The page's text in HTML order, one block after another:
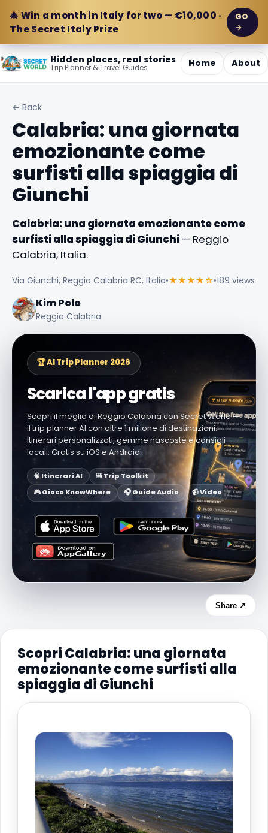
🎄 Win a month in Italy for two — €10,000 ·
The Secret Italy Prize
GO
→
Hidden places, real stories
Trip Planner & Travel Guides Home About
← Back
Calabria: una giornata
emozionante come
surfisti alla spiaggia di
Giunchi
Calabria: una giornata emozionante come
surfisti alla spiaggia di Giunchi — Reggio
Calabria, Italia.
Via Giunchi, Reggio Calabria RC, Italia•★★★★☆•189 views
Kim Polo
Reggio Calabria
🏆 AI Trip Planner 2026
Scarica l'app gratis
Scopri il meglio di Reggio Calabria con Secret World —
il trip planner AI con oltre 1 milione di destinazioni.
Itinerari personalizzati, gemme nascoste e consigli
locali. Gratis su iOS e Android.
🧠 Itinerari AI
🎒 Trip Toolkit
🎮 Gioco KnowWhere
🎧 Guide Audio 📹 Video
Share ↗
Scopri Calabria: una giornata
emozionante come surfisti alla
spiaggia di Giunchi